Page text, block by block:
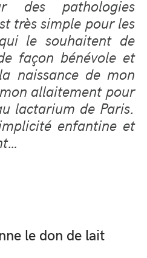
des pathologies
très simple pour les
le souhaitent de
façon bénévole et
naissance de mon
allaitement pour
lactarium de Paris.
enfantine et
le don de lait